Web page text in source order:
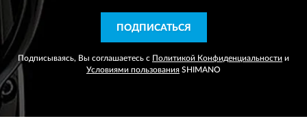
ПОДПИСАТЬСЯ
Подписываясь, Вы соглашаетесь с Политикой Конфиденциальности и
Условиями пользования SHIMANO